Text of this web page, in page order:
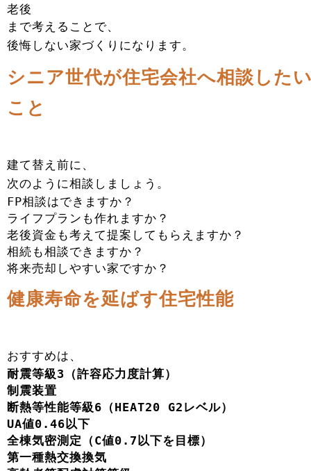
老後
まで考えることで、
後悔しない家づくりになります。
シニア世代が住宅会社へ相談した
こと
建て替え前に、
次のように相談しましょう。
FP相談はできますか？
ライフプランも作れますか？
老後資金も考えて提案してもらえますか？
相続も相談できますか？
将来売却しやすい家ですか？
健康寿命を延ばす住宅性能
おすすめは、
耐震等級3（許容応力度計算）
制震装置
断熱等性能等級6（HEAT20 G2レベル）
UA値0.46以下
全棟気密測定（C値0.7以下を目標）
第一種熱交換換気